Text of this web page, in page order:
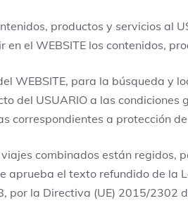
productos y servicios al
el WEBSITE los contenidos,
WEBSITE, para la búsqueda y
del USUARIO a las
correspondientes a protección
combinados están
el texto refundido de la
la Directiva (UE) 2015/2302